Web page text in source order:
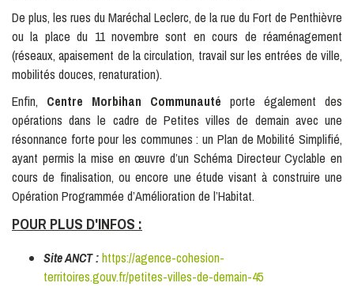
De plus, les rues du Maréchal Leclerc, de la rue du Fort de Penthièvre
ou la place du 11 novembre sont en cours de réaménagement
(réseaux, apaisement de la circulation, travail sur les entrées de ville,
mobilités douces, renaturation).
Enfin, Centre Morbihan Communauté porte également des
opérations dans le cadre de Petites villes de demain avec une
résonnance forte pour les communes : un Plan de Mobilité Simplifié,
ayant permis la mise en œuvre d’un Schéma Directeur Cyclable en
cours de finalisation, ou encore une étude visant à construire une
Opération Programmée d’Amélioration de l’Habitat.
POUR PLUS D'INFOS :
Site ANCT :https://agence-cohesion-
territoires.gouv.fr/petites-villes-de-demain-45